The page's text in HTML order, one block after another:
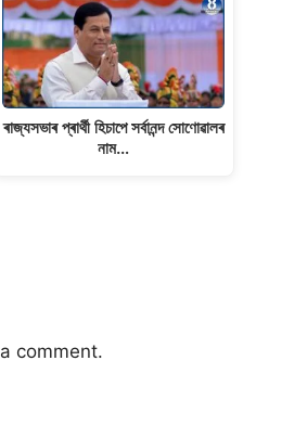
ৰাজ্যসভাৰ প্ৰাৰ্থী হিচাপে সৰ্বানন্দ সোণোৱালৰ
নাম…
comment.